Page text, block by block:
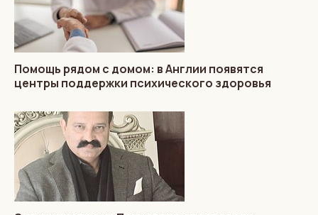
Помощь рядом с домом: в Англии появятся
центры поддержки психического здоровья